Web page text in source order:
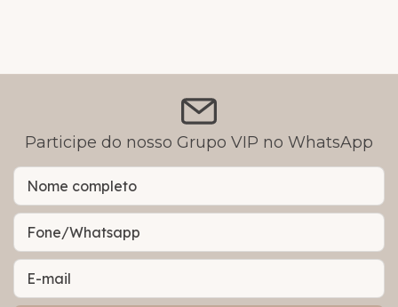
Participe do nosso Grupo VIP no WhatsApp